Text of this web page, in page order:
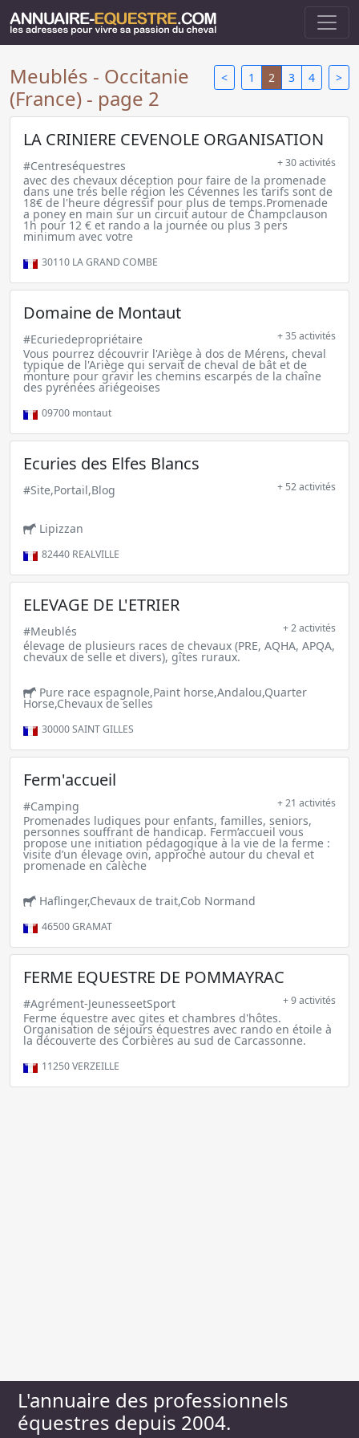
< 1 2 3 4 >
Meublés - Occitanie
(France) - page 2
LA CRINIERE CEVENOLE ORGANISATION
#Centreséquestres + 30 activités
avec des chevaux déception pour faire de la promenade
dans une trés belle région les Cévennes les tarifs sont de
18€ de l'heure dégressif pour plus de temps.Promenade
a poney en main sur un circuit autour de Champclauson
1h pour 12 € et rando a la journée ou plus 3 pers
minimum avec votre
30110 LA GRAND COMBE
Domaine de Montaut
#Ecuriedepropriétaire + 35 activités
Vous pourrez découvrir l'Ariège à dos de Mérens, cheval
typique de l'Ariège qui servait de cheval de bât et de
monture pour gravir les chemins escarpés de la chaîne
des pyrénées ariégeoises
09700 montaut
Ecuries des Elfes Blancs
#Site,Portail,Blog + 52 activités
Lipizzan
82440 REALVILLE
ELEVAGE DE L'ETRIER
#Meublés + 2 activités
élevage de plusieurs races de chevaux (PRE, AQHA, APQA,
chevaux de selle et divers), gîtes ruraux.
Pure race espagnole,Paint horse,Andalou,Quarter
Horse,Chevaux de selles
30000SAINT GILLES
Ferm'accueil
#Camping + 21 activités
Promenades ludiques pour enfants, familles, seniors,
personnes souffrant de handicap. Ferm’accueil vous
propose une initiation pédagogique à la vie de la ferme :
visite d’un élevage ovin, approche autour du cheval et
promenade en calèche
Haflinger,Chevaux de trait,Cob Normand
46500GRAMAT
FERME EQUESTRE DE POMMAYRAC
#Agrément-JeunesseetSport + 9 activités
Ferme équestre avec gites et chambres d'hôtes.
Organisation de séjours équestres avec rando en étoile à
la découverte des Corbières au sud de Carcassonne.
11250VERZEILLE
L'annuaire des professionnels
équestres depuis 2004.